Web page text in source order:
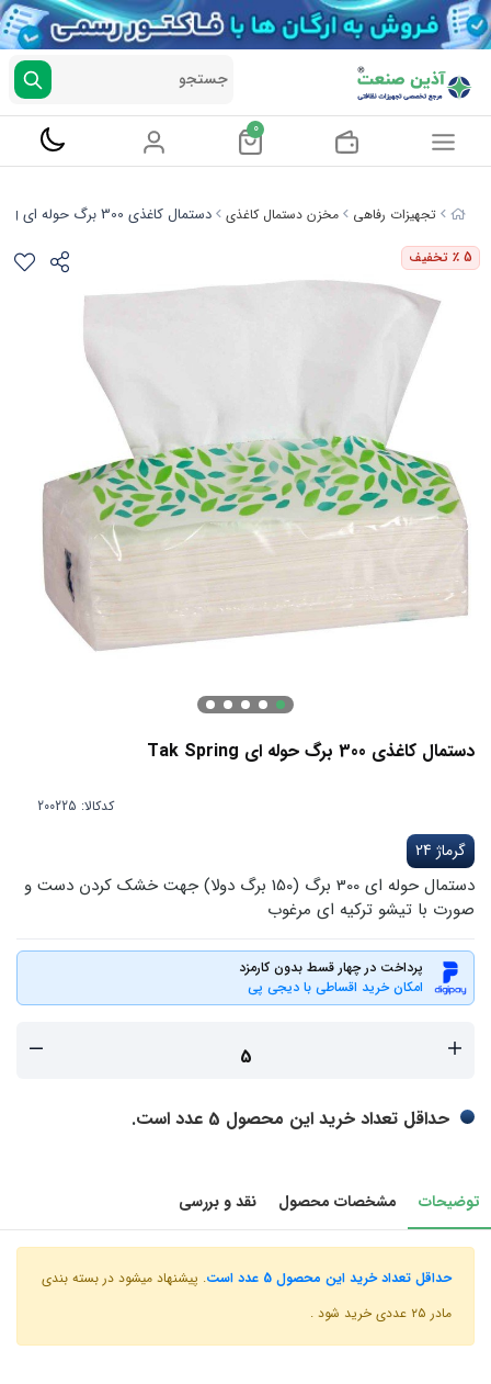
تجهیزات رفاهی مخزن دستمال کاغذی دستمال کاغذی 300 برگ حوله ای Tak Spring
5 ٪ تخفیف
کدکالا:
دستمال کاغذی 300 برگ حوله ای Tak Spring
گرماژ 24
دستمال حوله ای 300 برگ (150 برگ دولا) جهت خشک کردن دست و
صورت با تیشو ترکیه ای مرغوب
پرداخت در چهار قسط بدون کارمزد
امکان خرید اقساطی با دیجی پی
حداقل تعداد خرید این محصول 5 عدد است .
توضیحات مشخصات محصول نقد و بررسی
حداقل تعداد خرید این محصول 5 عدد است
. پیشنهاد میشود در بسته بندی
مادر ۲۵ عددی خرید شود .
جستجو
0